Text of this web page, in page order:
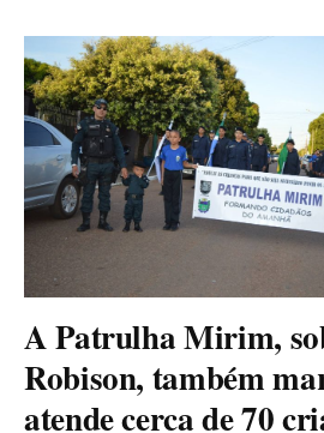
A Patrulha Mirim,
Robison, também
atende cerca de 70